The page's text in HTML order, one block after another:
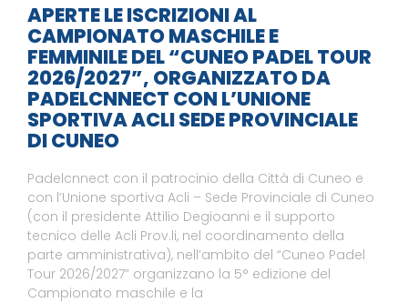
APERTE LE ISCRIZIONI AL
CAMPIONATO MASCHILE E
FEMMINILE DEL “CUNEO PADEL TOUR
2026/2027”, ORGANIZZATO DA
PADELCNNECT CON L’UNIONE
SPORTIVA ACLI SEDE PROVINCIALE
DI CUNEO
Padelcnnect con il patrocinio della Città di Cuneo e
con l’Unione sportiva Acli – Sede Provinciale di Cuneo
(con il presidente Attilio Degioanni e il supporto
tecnico delle Acli Prov.li, nel coordinamento della
parte amministrativa), nell’ambito del “Cuneo Padel
Tour 2026/2027” organizzano la 5° edizione del
Campionato maschile e la